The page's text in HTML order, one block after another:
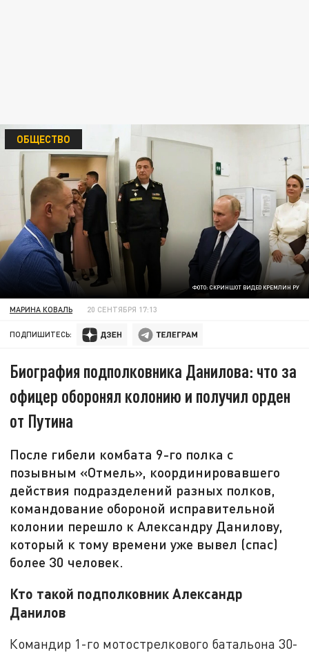
ФОТО: СКРИНШОТ ВИДЕО КРЕМЛИН РУ
ОБЩЕСТВО
МАРИНА КОВАЛЬ 20 СЕНТЯБРЯ 17:13
ПОДПИШИТЕСЬ:
Биография подполковника Данилова: что за
офицер оборонял колонию и получил орден
от Путина
После гибели комбата 9-го полка с
позывным «Отмель», координировавшего
действия подразделений разных полков,
командование обороной исправительной
колонии перешло к Александру Данилову,
который к тому времени уже вывел (спас)
более 30 человек.
Кто такой подполковник Александр
Данилов
Командир 1-го мотострелкового батальона 30-